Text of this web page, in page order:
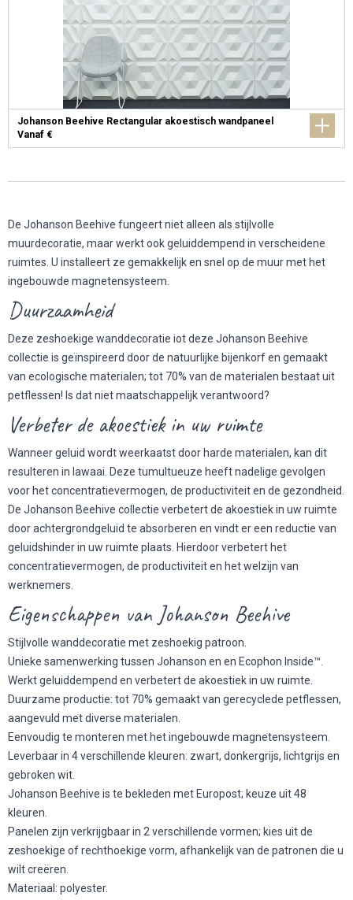
Johanson Beehive Rectangular akoestisch wandpaneel
Vanaf €
De Johanson Beehive fungeert niet alleen als stijlvolle
muurdecoratie, maar werkt ook geluiddempend in verscheidene
ruimtes. U installeert ze gemakkelijk en snel op de muur met het
ingebouwde magnetensysteem.
Duurzaamheid
Deze zeshoekige wanddecoratie iot deze Johanson Beehive
collectie is geïnspireerd door de natuurlijke bijenkorf en gemaakt
van ecologische materialen; tot 70% van de materialen bestaat uit
petflessen! Is dat niet maatschappelijk verantwoord?
Verbeter de akoestiek in uw ruimte
Wanneer geluid wordt weerkaatst door harde materialen, kan dit
resulteren in lawaai. Deze tumultueuze heeft nadelige gevolgen
voor het concentratievermogen, de productiviteit en de gezondheid.
De Johanson Beehive collectie verbetert de akoestiek in uw ruimte
door achtergrondgeluid te absorberen en vindt er een reductie van
geluidshinder in uw ruimte plaats. Hierdoor verbetert het
concentratievermogen, de productiviteit en het welzijn van
werknemers.
Eigenschappen van Johanson Beehive
Stijlvolle wanddecoratie met zeshoekig patroon.
Unieke samenwerking tussen Johanson en en Ecophon Inside™.
Werkt geluiddempend en verbetert de akoestiek in uw ruimte.
Duurzame productie: tot 70% gemaakt van gerecyclede petflessen,
aangevuld met diverse materialen.
Eenvoudig te monteren met het ingebouwde magnetensysteem.
Leverbaar in 4 verschillende kleuren: zwart, donkergrijs, lichtgrijs en
gebroken wit.
Johanson Beehive is te bekleden met Europost; keuze uit 48
kleuren.
Panelen zijn verkrijgbaar in 2 verschillende vormen; kies uit de
zeshoekige of rechthoekige vorm, afhankelijk van de patronen die u
wilt creëren.
Materiaal: polyester.